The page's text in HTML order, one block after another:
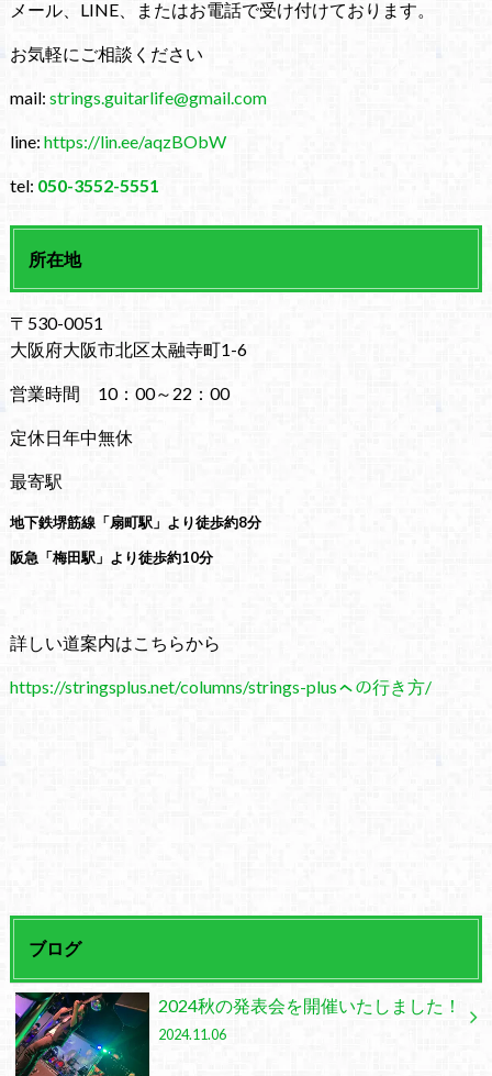
メール、LINE、またはお電話で受け付けております。
お気軽にご相談ください
mail: strings.guitarlife@gmail.com
line: https://lin.ee/aqzBObW
tel: 050-3552-5551
所在地
〒530-0051
大阪府大阪市北区太融寺町1-6
営業時間 10：00～22：00
定休日年中無休
最寄駅
地下鉄堺筋線「扇町駅」より徒歩約8分
阪急「梅田駅」より徒歩約10分
詳しい道案内はこちらから
https://stringsplus.net/columns/strings-plusㇸの行き方/
ブログ
2024秋の発表会を開催いたしました！
2024.11.06